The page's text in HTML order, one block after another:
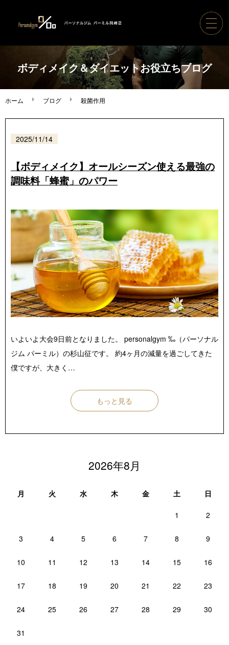
ホーム
パーソナルジムパーミル
コース案内・料金
ボディメイク実績
ご利用の流れ
店舗紹介 / アクセス
よくあるご質問
お役立ちブログ
ボディメイク＆ダイエットお役立ちブログ
ホーム ブログ 殺菌作用
2025/11/14
【ボディメイク】オールシーズン使える最強の
調味料「蜂蜜」のパワー
いよいよ大会9日前となりました。 personalgym ‰（パーソナル
ジム パーミル）の杉山征です。 約4ヶ月の減量を過ごしてきた
僕ですが、大きく…
もっと見る
2026年8月
月 火 水 木 金 土 日
1 2
3 4 5 6 7 8 9
10 11 12 13 14 15 16
17 18 19 20 21 22 23
24 25 26 27 28 29 30
31